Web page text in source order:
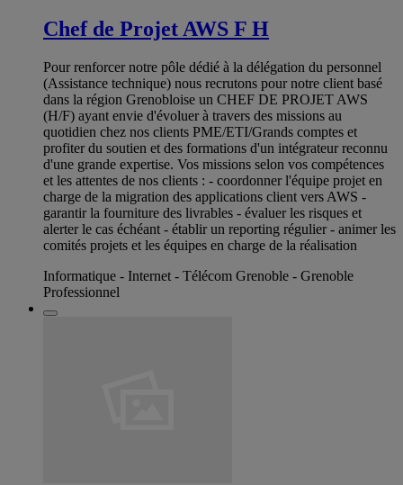
Chef de Projet AWS F H
Pour renforcer notre pôle dédié à la délégation du personnel
(Assistance technique) nous recrutons pour notre client basé
dans la région Grenobloise un CHEF DE PROJET AWS
(H/F) ayant envie d'évoluer à travers des missions au
quotidien chez nos clients PME/ETI/Grands comptes et
profiter du soutien et des formations d'un intégrateur reconnu
d'une grande expertise. Vos missions selon vos compétences
et les attentes de nos clients : - coordonner l'équipe projet en
charge de la migration des applications client vers AWS -
garantir la fourniture des livrables - évaluer les risques et
alerter le cas échéant - établir un reporting régulier - animer les
comités projets et les équipes en charge de la réalisation
Informatique - Internet - Télécom Grenoble - Grenoble
Professionnel